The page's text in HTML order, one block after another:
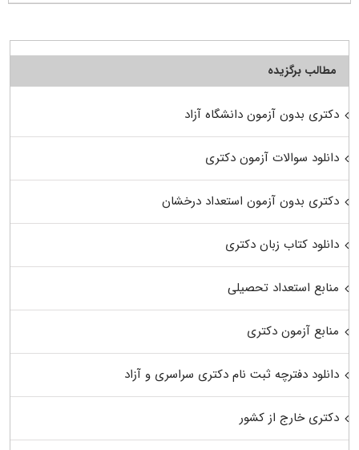
مطالب برگزیده
دکتری بدون آزمون دانشگاه آزاد
دانلود سوالات آزمون دکتری
دکتری بدون آزمون استعداد درخشان
دانلود کتاب زبان دکتری
منابع استعداد تحصیلی
منابع آزمون دکتری
دانلود دفترچه ثبت نام دکتری سراسری و آزاد
دکتری خارج از کشور